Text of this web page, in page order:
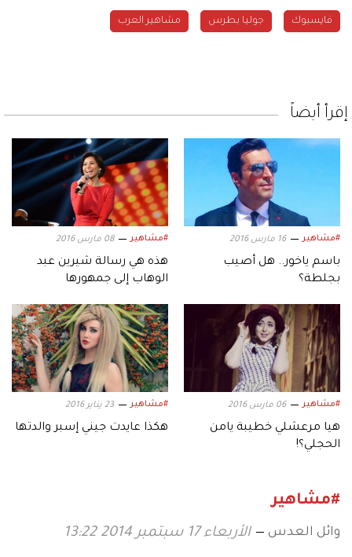
فايسبوك جوليا بطرس مشاهير العرب
إقرأ أيضاً
#مشاهير 16 مارس 2016
باسم ياخور.. هل أصيب
بجلطة؟
#مشاهير 08 مارس 2016
هذه هي رسالة شيرين عبد
الوهاب إلى جمهورها
#مشاهير 06 مارس 2016
هيا مرعشلي خطيبة يامن
الحجلي؟!
#مشاهير 23 يناير 2016
هكذا عايدت جيني إسبر والدتها
#مشاهير
وائل العدس الأربعاء 17 سبتمبر 2014 13:22